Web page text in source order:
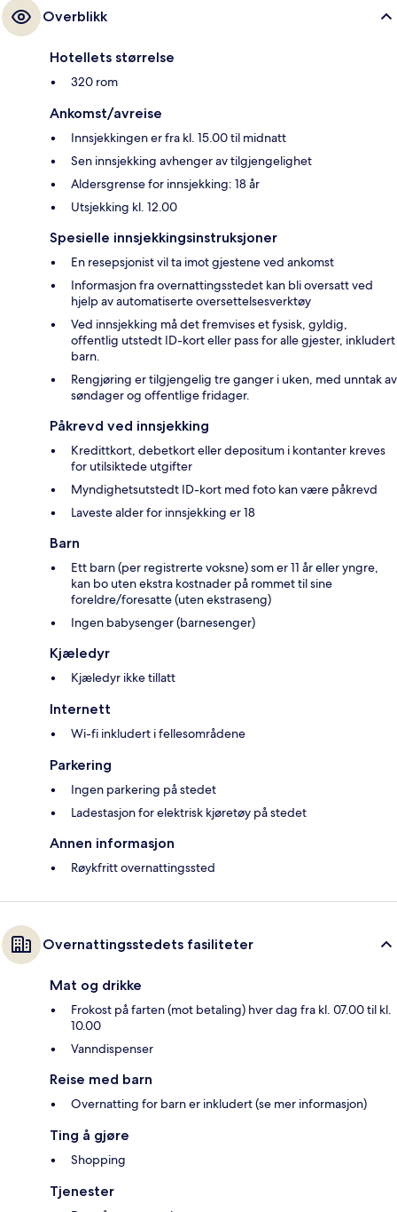
Overblikk
Hotellets størrelse
320 rom
Ankomst/avreise
Innsjekkingen er fra kl. 15.00 til midnatt
Sen innsjekking avhenger av tilgjengelighet
Aldersgrense for innsjekking: 18 år
Utsjekking kl. 12.00
Spesielle innsjekkingsinstruksjoner
En resepsjonist vil ta imot gjestene ved ankomst
Informasjon fra overnattingsstedet kan bli oversatt ved
hjelp av automatiserte oversettelsesverktøy
Ved innsjekking må det fremvises et fysisk, gyldig,
offentlig utstedt ID-kort eller pass for alle gjester, inkludert
barn.
Rengjøring er tilgjengelig tre ganger i uken, med unntak av
søndager og offentlige fridager.
Påkrevd ved innsjekking
Kredittkort, debetkort eller depositum i kontanter kreves
for utilsiktede utgifter
Myndighetsutstedt ID-kort med foto kan være påkrevd
Laveste alder for innsjekking er 18
Barn
Ett barn (per registrerte voksne) som er 11 år eller yngre,
kan bo uten ekstra kostnader på rommet til sine
foreldre/foresatte (uten ekstraseng)
Ingen babysenger (barnesenger)
Kjæledyr
Kjæledyr ikke tillatt
Internett
Wi-fi inkludert i fellesområdene
Parkering
Ingen parkering på stedet
Ladestasjon for elektrisk kjøretøy på stedet
Annen informasjon
Røykfritt overnattingssted
Overnattingsstedets fasiliteter
Mat og drikke
Frokost på farten (mot betaling) hver dag fra kl. 07.00 til kl.
10.00
Vanndispenser
Reise med barn
Overnatting for barn er inkludert (se mer informasjon)
Ting å gjøre
Shopping
Tjenester